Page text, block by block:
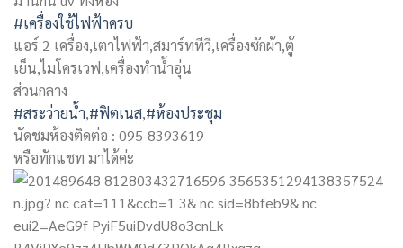
#เครื่องใช้ไฟฟ้าครบ
แอร์ 2 เครื่อง,เตาไฟฟ้า,สมาร์ททีวี,เครื่องซักผ้า,ตู้
เย็น,ไมโครเวฟ,เครื่องทำน้ำอุ่น
ส่วนกลาง
#สระว่ายน้ำ,#ฟิตเนส,#ห้องประชุม
นัดชมห้องติดต่อ : 095-8393619
หรือทักแชท มาได้ค่ะ